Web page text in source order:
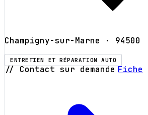
Champigny-sur-Marne · 94500
ENTRETIEN ET RÉPARATION AUTO
// Contact sur demande Fiche